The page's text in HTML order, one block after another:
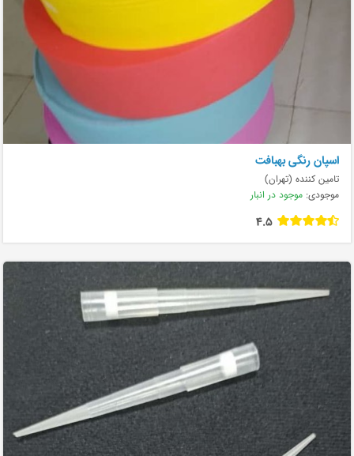
اسپان رنگی بهبافت
تامین کننده (تهران)
موجودی: موجود در انبار
4.5